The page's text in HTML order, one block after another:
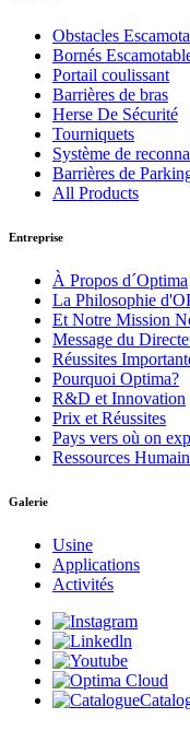
Obstacles
Bornés
Portail coulissant
Barrières de bras
Herse De Sécurité
Tourniquets
Système de
Barrières de
All Products
Entreprise
À Propos d´Optima
La Philosophie
Et Notre Mission
Message du
Réussites
Pourquoi Optima?
R&D et Innovation
Prix et Réussites
Pays vers où on
Ressources
Galerie
Usine
Applications
Activités